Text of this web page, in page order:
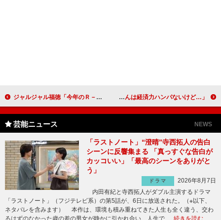
ジャルジャル福徳「今年のＲ－１は、ゆりやんが優勝します」 後輩のゆりやんレトリィバァにエール 桐谷健太、“三太郎”の誰かと付き合うなら！？ 「桃ちゃんは経済力ハンパないけど…」
芸能ニュース NEWS
「ラストノート」“澄晴”寺西拓人の告白
シーンに反響集まる 「真っすぐな告白が
カッコいい」「最高のシーンをありがと
う」
ドラマ
2026年8月7日
内田有紀と寺西拓人がダブル主演するドラマ
「ラストノート」（フジテレビ系）の第5話が、6日に放送された。（※以下、
ネタバレを含みます） 本作は、環境も積み重ねてきた人生も全く違う、交わ
るはずのなかった歳の差の男女が静かに引かれ合い、人生で … 続きを読む